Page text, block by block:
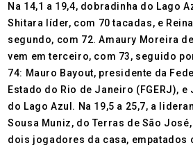
Na 14,1 a 19,4, dobradinha do Lago
Shitara líder, com 70 tacadas, e
segundo, com 72. Amaury Moreira
vem em terceiro, com 73, seguido
74: Mauro Bayout, presidente da
Estado do Rio de Janeiro (FGERJ),
do Lago Azul. Na 19,5 a 25,7, a
Sousa Muniz, do Terras de São
dois jogadores da casa, empatados